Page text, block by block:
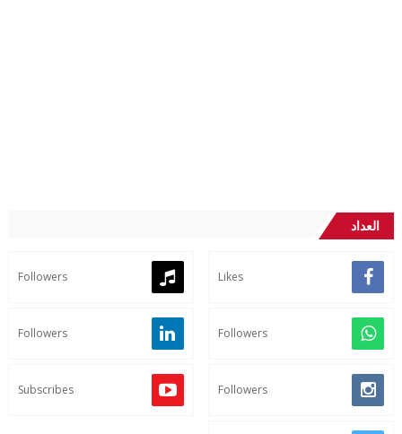
العداد
Likes
Followers
Followers
Followers
Followers
Subscribes